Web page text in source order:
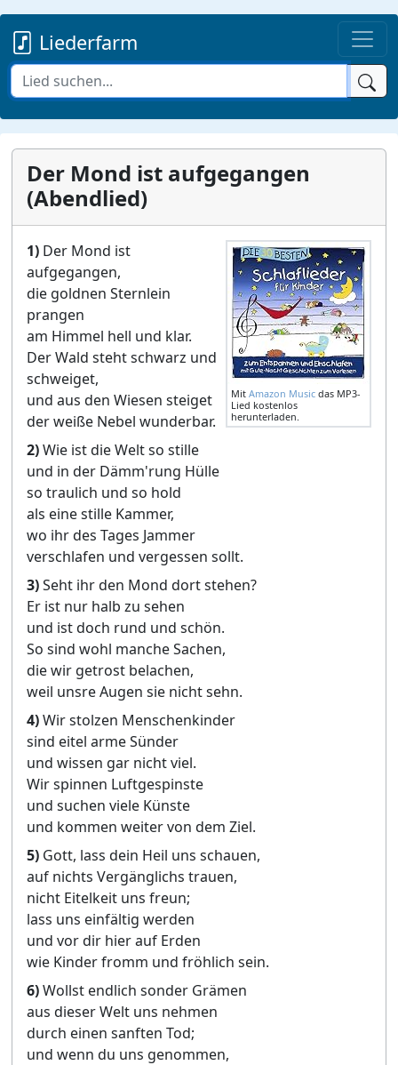
Liederfarm
Der Mond ist aufgegangen
(Abendlied)
Mit Amazon Music das MP3-
Lied kostenlos
herunterladen.
1) Der Mond ist
aufgegangen,
die goldnen Sternlein
prangen
am Himmel hell und klar.
Der Wald steht schwarz und
schweiget,
und aus den Wiesen steiget
der weiße Nebel wunderbar.
2)Wie ist die Welt so stille
und in der Dämm'rung Hülle
so traulich und so hold
als eine stille Kammer,
wo ihr des Tages Jammer
verschlafen und vergessen sollt.
3)Seht ihr den Mond dort stehen?
Er ist nur halb zu sehen
und ist doch rund und schön.
So sind wohl manche Sachen,
die wir getrost belachen,
weil unsre Augen sie nicht sehn.
4)Wir stolzen Menschenkinder
sind eitel arme Sünder
und wissen gar nicht viel.
Wir spinnen Luftgespinste
und suchen viele Künste
und kommen weiter von dem Ziel.
5) Gott, lass dein Heil uns schauen,
auf nichts Vergänglichs trauen,
nicht Eitelkeit uns freun;
lass uns einfältig werden
und vor dir hier auf Erden
wie Kinder fromm und fröhlich sein.
6)Wollst endlich sonder Grämen
aus dieser Welt uns nehmen
durch einen sanften Tod;
und wenn du uns genommen,